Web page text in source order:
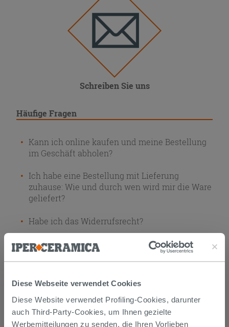
Diese Webseite verwendet Cookies
Diese Website verwendet Profiling-Cookies, darunter
auch Third-Party-Cookies, um Ihnen gezielte
Werbemitteilungen zu senden, die Ihren Vorlieben
Schreiben Sie uns
Häufige Fragen
Kann ich online kaufen und meine Bestellung
im Geschäft abholen?
Ich habe eine Bestellung mit Lieferung
zuhause: Wie und durch wen wird mir die Ware
geliefert?
Habe ich das Widerrufsrecht?
Kann ich die Lieferadresse ändern, wenn die
Zustellung schon erfolgt ist?
abholen?
Kann ich im Geschäft ein Produkt sofort
lieferbar erhalten, das auf der Webseite